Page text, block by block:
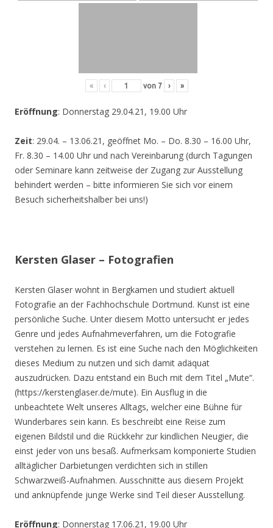
« ‹ von 7 › »
Eröffnung: Donnerstag 29.04.21, 19.00 Uhr
Zeit: 29.04. – 13.06.21, geöffnet Mo. – Do. 8.30 – 16.00 Uhr,
Fr. 8.30 – 14.00 Uhr und nach Vereinbarung (durch Tagungen
oder Seminare kann zeitweise der Zugang zur Ausstellung
behindert werden – bitte informieren Sie sich vor einem
Besuch sicherheitshalber bei uns!)
Kersten Glaser – Fotografien
Kersten Glaser wohnt in Bergkamen und studiert aktuell
Fotografie an der Fachhochschule Dortmund. Kunst ist eine
persönliche Suche. Unter diesem Motto untersucht er jedes
Genre und jedes Aufnahmeverfahren, um die Fotografie
verstehen zu lernen. Es ist eine Suche nach den Möglichkeiten
dieses Medium zu nutzen und sich damit adäquat
auszudrücken. Dazu entstand ein Buch mit dem Titel „Mute“.
(https://kerstenglaser.de/mute). Ein Ausflug in die
unbeachtete Welt unseres Alltags, welcher eine Bühne für
Wunderbares sein kann. Es beschreibt eine Reise zum
eigenen Bildstil und die Rückkehr zur kindlichen Neugier, die
einst jeder von uns besaß. Aufmerksam komponierte Studien
alltäglicher Darbietungen verdichten sich in stillen
Schwarzweiß-Aufnahmen. Ausschnitte aus diesem Projekt
und anknüpfende junge Werke sind Teil dieser Ausstellung.
Eröffnung: Donnerstag 17.06.21, 19.00 Uhr